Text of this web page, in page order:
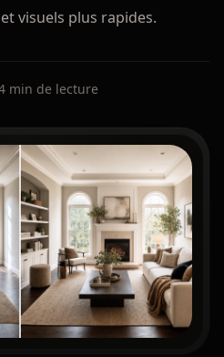
visuels plus rapides.
min de lecture